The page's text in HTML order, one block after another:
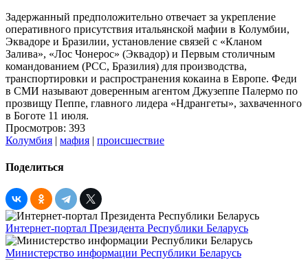
Задержанный предположительно отвечает за укрепление
оперативного присутствия итальянской мафии в Колумбии,
Эквадоре и Бразилии, установление связей с «Кланом
Залива», «Лос Чонерос» (Эквадор) и Первым столичным
командованием (PCC, Бразилия) для производства,
транспортировки и распространения кокаина в Европе. Феди
в СМИ называют доверенным агентом Джузеппе Палермо по
прозвищу Пеппе, главного лидера «Ндрангеты», захваченного
в Боготе 11 июля.
Просмотров: 393
Колумбия | мафия | происшествие
Поделиться
Интернет-портал Президента Республики Беларусь
Министерство информации Республики Беларусь